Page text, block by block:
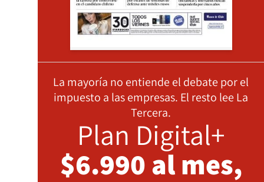
La mayoría no entiende el debate por el
impuesto a las empresas. El resto lee La
Tercera.
Plan Digital+
$6.990 al mes,